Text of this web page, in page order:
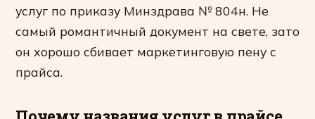
услуг по приказу Минздрава № 804н. Не
самый романтичный документ на свете, зато
он хорошо сбивает маркетинговую пену с
прайса.